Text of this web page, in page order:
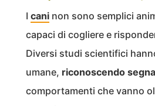
I cani non sono semplici
capaci di cogliere e
Diversi studi scientifici
umane, riconoscendo
comportamenti che vanno